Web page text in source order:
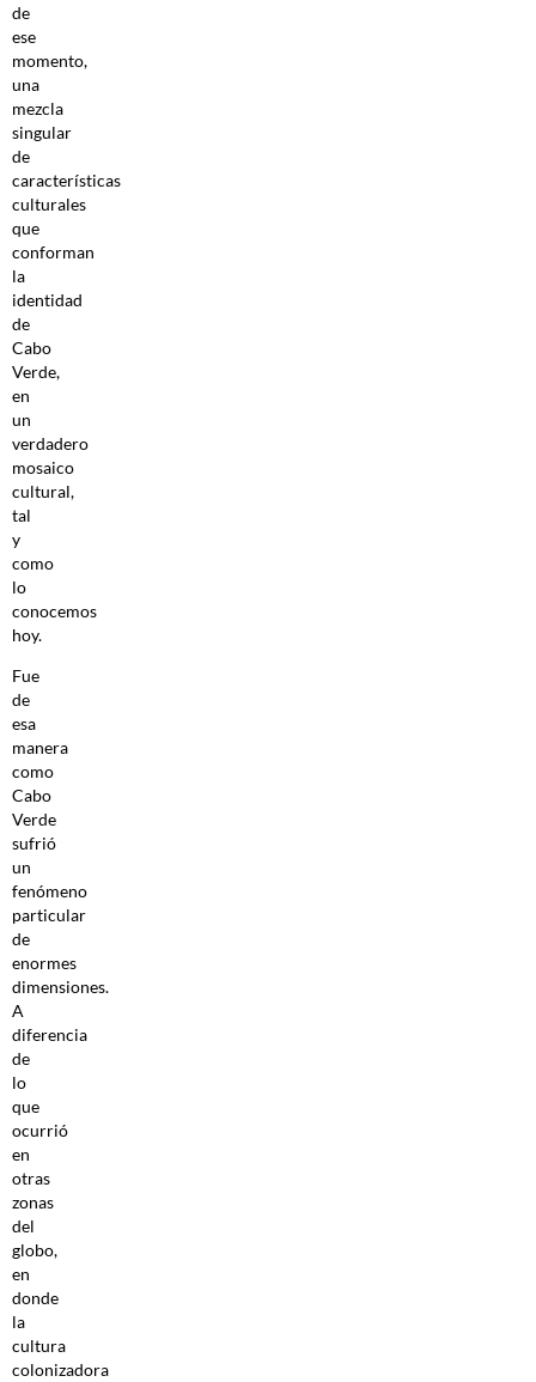
de
ese
momento,
una
mezcla
singular
de
características
culturales
que
conforman
la
identidad
de
Cabo
Verde,
en
un
verdadero
mosaico
cultural,
tal
y
como
lo
conocemos
hoy.
Fue
de
esa
manera
como
Cabo
Verde
sufrió
un
fenómeno
particular
de
enormes
dimensiones.
A
diferencia
de
lo
que
ocurrió
en
otras
zonas
del
globo,
en
donde
la
cultura
colonizadora